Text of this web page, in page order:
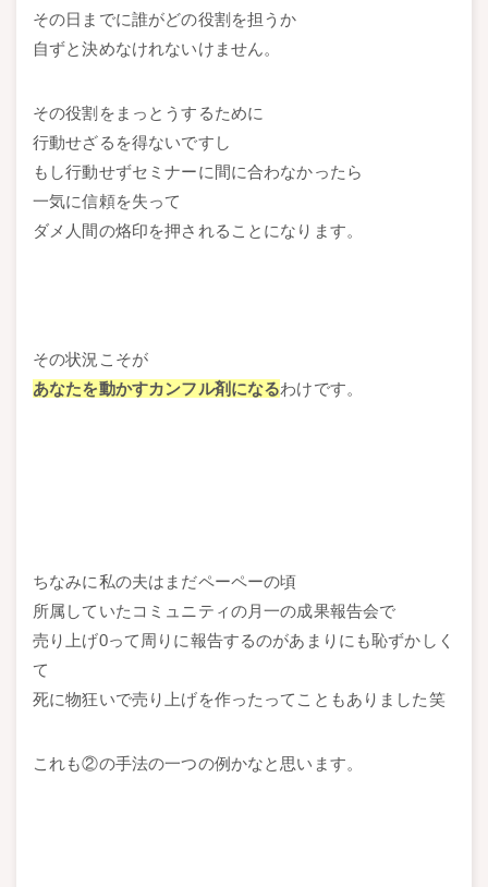
その日までに誰がどの役割を担うか
自ずと決めなけれないけません。
その役割をまっとうするために
行動せざるを得ないですし
もし行動せずセミナーに間に合わなかったら
一気に信頼を失って
ダメ人間の烙印を押されることになります。
その状況こそが
あなたを動かすカンフル剤になるわけです。
ちなみに私の夫はまだペーペーの頃
所属していたコミュニティの月一の成果報告会で
売り上げ0って周りに報告するのがあまりにも恥ずかしく
て
死に物狂いで売り上げを作ったってこともありました笑
これも②の手法の一つの例かなと思います。